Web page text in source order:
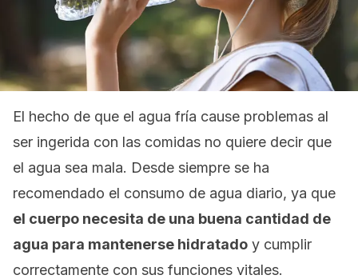
El hecho de que el agua fría cause problemas al
ser ingerida con las comidas no quiere decir que
el agua sea mala. Desde siempre se ha
recomendado el consumo de agua diario, ya que
el cuerpo necesita de una buena cantidad de
agua para mantenerse hidratado y cumplir
correctamente con sus funciones vitales.